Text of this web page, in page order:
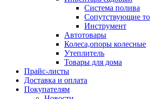
Система полива
Сопутствующие
Инструмент
Автотовары
Колеса,опоры колесные
Утеплитель
Товары для дома
Прайс-листы
Доставка и оплата
Покупателям